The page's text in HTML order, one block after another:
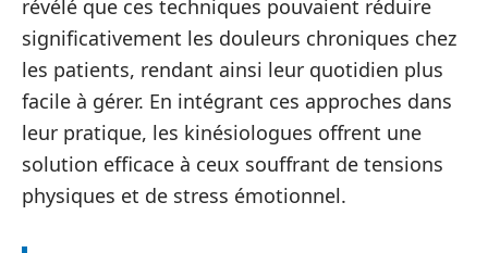
révélé que ces techniques pouvaient réduire
significativement les douleurs chroniques chez
les patients, rendant ainsi leur quotidien plus
facile à gérer. En intégrant ces approches dans
leur pratique, les kinésiologues offrent une
solution efficace à ceux souffrant de tensions
physiques et de stress émotionnel.